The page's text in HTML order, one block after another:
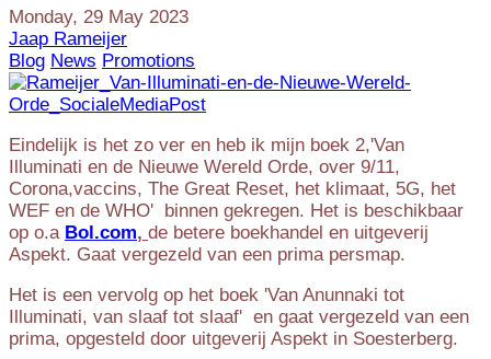
Monday, 29 May 2023
Jaap Rameijer
Blog News Promotions
Eindelijk is het zo ver en heb ik mijn boek 2,'Van
Illuminati en de Nieuwe Wereld Orde, over 9/11,
Corona,vaccins, The Great Reset, het klimaat, 5G, het
WEF en de WHO' binnen gekregen. Het is beschikbaar
op o.a Bol.com, de betere boekhandel en uitgeverij
Aspekt. Gaat vergezeld van een prima persmap.
Het is een vervolg op het boek 'Van Anunnaki tot
Illuminati, van slaaf tot slaaf' en gaat vergezeld van een
prima, opgesteld door uitgeverij Aspekt in Soesterberg.